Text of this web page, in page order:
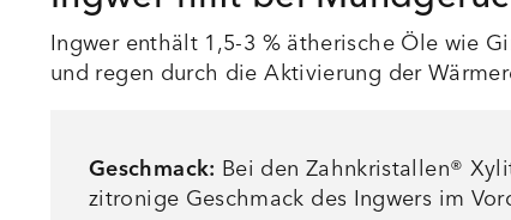
Ingwer enthält 1,5-3 % ätherische Öle wie
und regen durch die Aktivierung der
Geschmack: Bei den Zahnkristallen®
zitronige Geschmack des Ingwers im